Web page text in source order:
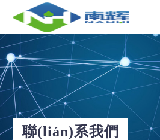
選擇國家／地區(qū)
亞洲
中華人民共和國
聯(lián)系我們